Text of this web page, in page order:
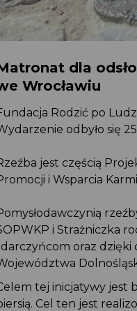
Matronat dla
we Wrocławiu
Fundacja Rodzić po
Wydarzenie odbyło się
Rzeźba jest częścią
Promocji i Wsparcia
Pomysłodawczynią
SOPWKP i Strażniczka
i darczyńcom oraz
Województwa
Celem tej inicjatywy jest
piersią. Cel ten jest